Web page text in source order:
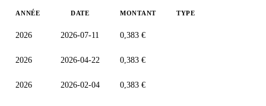
ANNÉE DATE MONTANT TYPE
2026 2026-07-11 0,383 €
2026 2026-04-22 0,383 €
2026 2026-02-04 0,383 €